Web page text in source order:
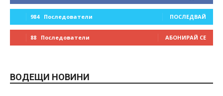
984 Последователи ПОСЛЕДВАЙ
88 Последователи АБОНИРАЙ СЕ
ВОДЕЩИ НОВИНИ